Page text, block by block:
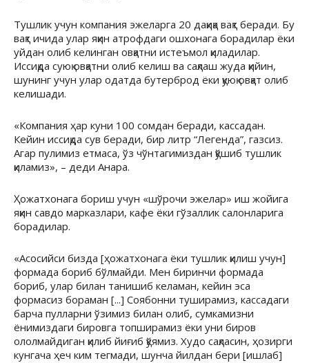
Тушлик учун компания эжеларга 20 дақиқа вақт беради. Бу
вақт ичида улар яқин атрофдаги ошхонага борадилар ёки
уйдан олиб келинган овқатни истеъмол қиладилар.
Иссиқда суюқ овқатни олиб келиш ва сақлаш жуда қийин,
шунинг учун улар одатда бутерброд ёки қуюқ овқат олиб
келишади.
«Компания ҳар куни 100 сомдан беради, кассадан.
Кейин иссиқда сув беради, бир литр “Легенда”, газсиз.
Агар пулимиз етмаса, ўз чўнтагимиздан қўшиб тушлик
қиламиз», – деди Анара.
Ҳожатхонага бориш учун «шўрочи эжелар» иш жойига
яқин савдо марказлари, кафе ёки гўзаллик салонларига
борадилар.
«Асосийси бизда [ҳожатхонага ёки тушлик қилиш учун]
формада бориб бўлмайди. Мен биринчи формада
бориб, улар билан танишиб келаман, кейин эса
формасиз бораман [...] Соябонни туширамиз, кассадаги
барча пулларни ўзимиз билан олиб, сумкамизни
ёнимиздаги бировга топширамиз ёки уни биров
ололмайдиган қилиб йиғиб қўямиз. Худо сақласин, ҳозирги
кунгача ҳеч ким тегмади, шунча йилдан бери [ишлаб]